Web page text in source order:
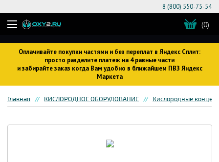
Оплачивайте покупки частями и без переплат в Яндекс Сплит:
просто разделите платеж на 4 равные части
и забирайте заказ когда Вам удобно в ближайшем ПВЗ Яндекс
Маркета
8 (800) 550-75-54
(0)
Главная КИСЛОРОДНОЕ ОБОРУДОВАНИЕ Кислородные